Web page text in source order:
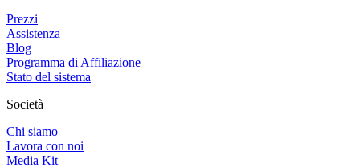
Prezzi
Assistenza
Blog
Programma di Affiliazione
Stato del sistema
Società
Chi siamo
Lavora con noi
Media Kit